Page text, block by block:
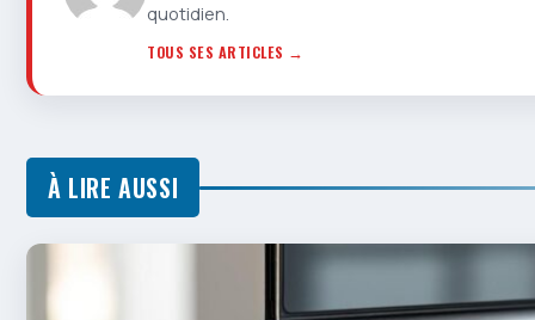
quotidien.
TOUS SES ARTICLES →
À LIRE AUSSI